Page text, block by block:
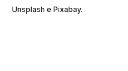
Unsplash e Pixabay.